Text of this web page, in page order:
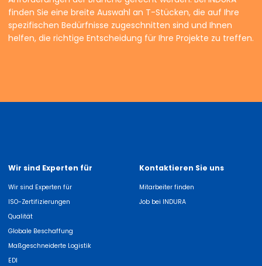
finden Sie eine breite Auswahl an T-Stücken, die auf Ihre
spezifischen Bedürfnisse zugeschnitten sind und Ihnen
helfen, die richtige Entscheidung für Ihre Projekte zu treffen.
Wir sind Experten für
Wir sind Experten für
ISO-Zertifizierungen
Qualität
Globale Beschaffung
Maßgeschneiderte Logistik
EDI
Kontaktieren Sie uns
Mitarbeiter finden
Job bei INDURA